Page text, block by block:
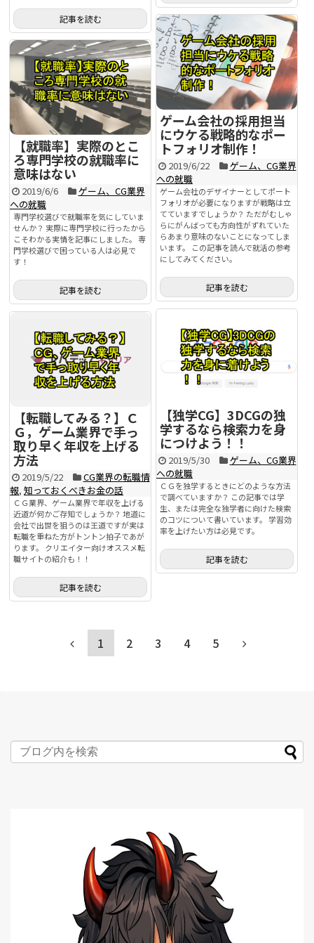
記事を読む
ゲーム会社の採用担当
にウケる戦略的なポー
トフォリオ制作！
2019/6/22
ゲーム、CG業界
への就職
ゲーム会社のデザイナーとしてポート
フォリオが必要になりますが戦略は立
てていますでしょうか？ ただがむしゃ
らにがんばっても方向性がずれていた
らあまり意味のないことになってしま
います。 この記事を読んで就活の参考
にしてみてください。
記事を読む
【就職率】実際のとこ
ろ専門学校の就職率に
意味はない
2019/6/6
ゲーム、CG業界
への就職
専門学校選びで就職率を気にしていま
せんか？ 実際に専門学校に行ったから
こそわかる実情を記事にしました。 専
門学校選びで困っている人は必見で
す！
記事を読む
【独学CG】3DCGの独
学するなら検索力を身
につけよう！！
2019/5/30
ゲーム、CG業界
への就職
ＣＧを独学するときにどのような方法
で調べていますか？ この記事では学
生、または完全な独学者に向けた検索
のコツについて書いています。 学習効
率を上げたい方は必見です。
記事を読む
【転職してみる？】Ｃ
Ｇ，ゲーム業界で手っ
取り早く年収を上げる
方法
2019/5/22
CG業界の転職情
報, 知っておくべきお金の話
ＣＧ業界、ゲーム業界で年収を上げる
近道が何かご存知でしょうか？ 地道に
会社で出世を狙うのは王道ですが実は
転職を重ねた方がトントン拍子であが
ります。 クリエイター向けオススメ転
職サイトの紹介も！！
記事を読む
1 2 3 4 5